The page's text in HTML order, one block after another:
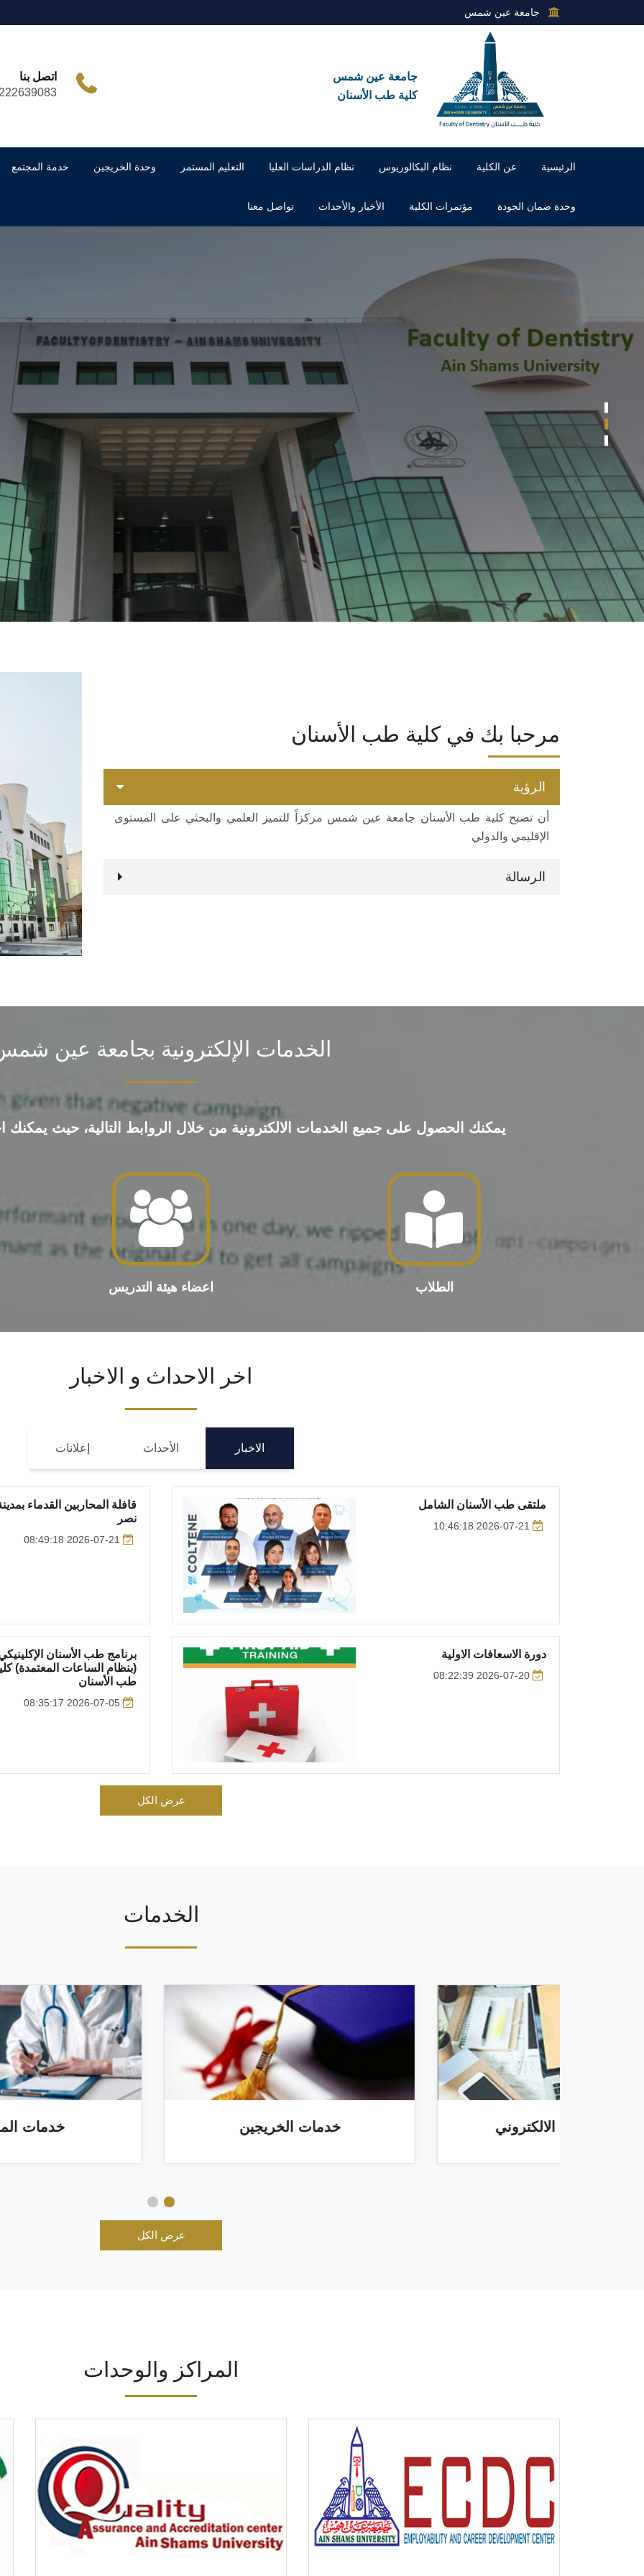
جامعة عين شمس
جامعة عين شمس
كلية طب الأسنان
اتصل بنا
الرئيسية عن الكلية نظام البكالوريوس نظام الدراسات العليا التعليم المستمر وحدة الخريجين خدمة المجتمع
وحدة ضمان الجودة مؤتمرات الكلية الأخبار والأحداث تواصل معنا
مرحبا بك في كلية طب الأسنان
الرؤية
أن تصبح كلية طب الأسنان جامعة عين شمس مركزاً للتميز العلمي والبحثي على المستوى
الإقليمي والدولي
الرسالة
الخدمات الإلكترونية بجامعة عين
يمكنك الحصول على جميع الخدمات الالكترونية من خلال الروابط التالية، حيث يمكنك
الطلاب اعضاء هيئة التدريس
اخر الاحداث و الاخبار
الاخبار الأحداث إعلانات
ملتقى طب الأسنان الشامل
2026-07-21 10:46:18
قافلة المحاربين القدماء
نصر
2026-07-21 08:49:18
دورة الاسعافات الاولية
2026-07-20 08:22:39
برنامج طب الأسنان
(بنظام الساعات المعتمدة)
طب الأسنان
2026-07-05 08:35:17
عرض الكل
الخدمات
منصة التعلم الالكتروني
عرض الكل
المراكز والوحدات